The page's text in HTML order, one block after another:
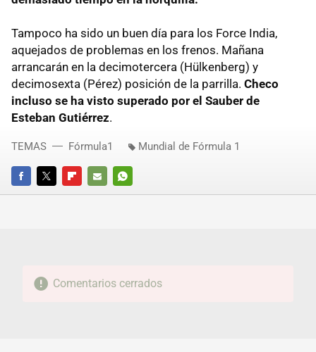
Tampoco ha sido un buen día para los Force India,
aquejados de problemas en los frenos. Mañana
arrancarán en la decimotercera (Hülkenberg) y
decimosexta (Pérez) posición de la parrilla. Checo
incluso se ha visto superado por el Sauber de
Esteban Gutiérrez.
FACEBOOKTWITTERFLIPBOARD
E-
WHATSAPP
TEMAS Fórmula1 Mundial de Fórmula 1
Comentarios cerrados